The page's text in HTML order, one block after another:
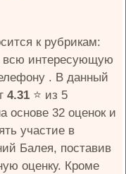
к рубрикам:
всю интересующую
. В данный
4.31 ⭐️ из 5
основе 32 оценок и
участие в
Балея, поставив
оценку. Кроме